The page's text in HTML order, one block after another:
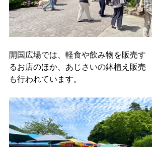
開国広場では、軽食や飲み物を販売す
るお店のほか、あじさいの鉢植え販売
も行われています。